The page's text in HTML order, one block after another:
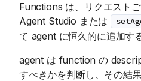
Functions は、リクエストご
Agent Studio または
て agent に恒久的に追加す
agent は function の
すべきかを判断し、その結